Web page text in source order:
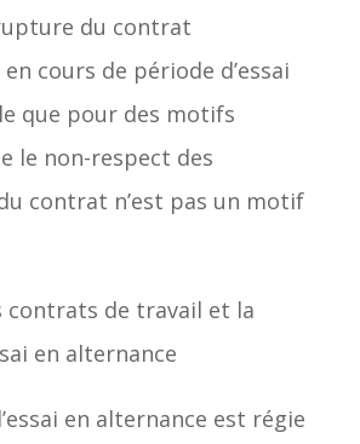
du contrat
en cours de période d’essai
que pour des motifs
le non-respect des
contrat n’est pas un motif
contrats de travail et la
en alternance
en alternance est régie